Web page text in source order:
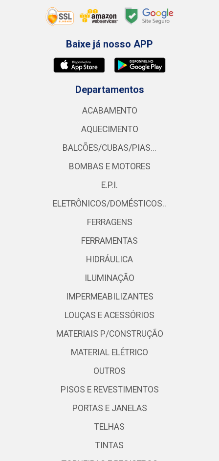
Baixe já nosso APP
Departamentos
ACABAMENTO
AQUECIMENTO
BALCÕES/CUBAS/PIAS...
BOMBAS E MOTORES
E.P.I.
ELETRÔNICOS/DOMÉSTICOS..
FERRAGENS
FERRAMENTAS
HIDRÁULICA
ILUMINAÇÃO
IMPERMEABILIZANTES
LOUÇAS E ACESSÓRIOS
MATERIAIS P/CONSTRUÇÃO
MATERIAL ELÉTRICO
OUTROS
PISOS E REVESTIMENTOS
PORTAS E JANELAS
TELHAS
TINTAS